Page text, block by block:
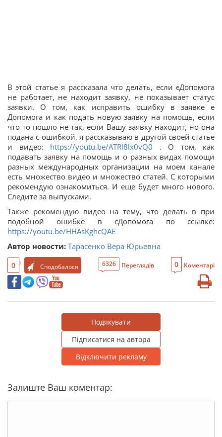
В этой статье я рассказала что делать, если єДопомога
не работает, не находит заявку, не показывает статус
заявки. О том, как исправить ошибку в заявке е
Допомога и как подать новую заявку на помощь, если
что-то пошло не так, если Вашу заявку находит, но она
подана с ошибкой, я рассказываю в другой своей статье
и видео: https://youtu.be/ATRl8lx0vQ0 . О том, как
подавать заявку на помощь и о разных видах помощи
разных международных организации на моем канале
есть множество видео и множество статей. С которыми
рекомендую ознакомиться. И еще будет много нового.
Следите за выпусками.
Также рекомендую видео на тему, что делать в при
подобной ошибке в єДопомога по ссылке:
https://youtu.be/HHAsKghcQAE
Автор новости: Тарасенко Вера Юрьевна
0 Сподобалося 6326 Переглядів 0 Коментарі
Подякувати
Підписатися на автора
Відключити рекламу
Залиште Ваш коментар: